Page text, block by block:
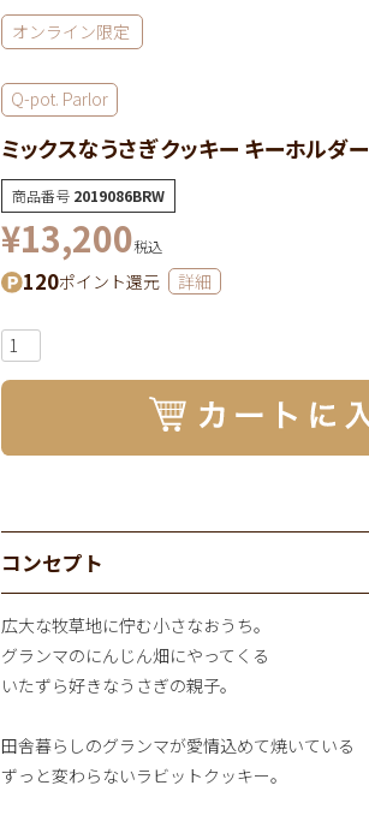
オンライン限定
Q-pot. Parlor
ミックスなうさぎ クッキー キーホルダー
商品番号 2019086BRW
¥13,200税込
120ポイント還元 詳細
コンセプト
広大な牧草地に佇む小さなおうち。
グランマのにんじん畑にやってくる
いたずら好きなうさぎの親子。
田舎暮らしのグランマが愛情込めて焼いている
ずっと変わらないラビットクッキー。